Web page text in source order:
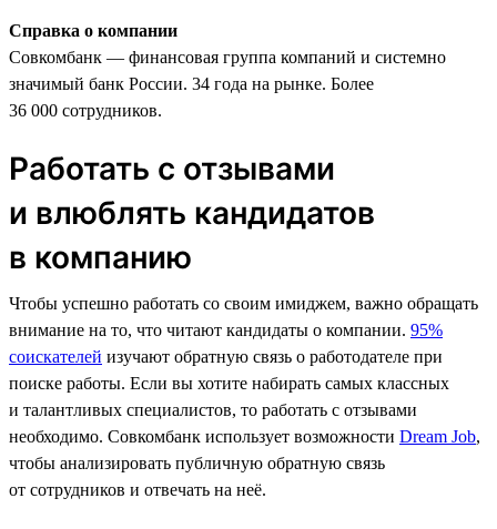
Справка о компании
Совкомбанк — финансовая группа компаний и системно
значимый банк России. 34 года на рынке. Более
36 000 сотрудников.
Работать с отзывами
и влюблять кандидатов
в компанию
Чтобы успешно работать со своим имиджем, важно обращать
внимание на то, что читают кандидаты о компании. 95%
соискателей изучают обратную связь о работодателе при
поиске работы. Если вы хотите набирать самых классных
и талантливых специалистов, то работать с отзывами
необходимо. Совкомбанк использует возможности Dream Job,
чтобы анализировать публичную обратную связь
от сотрудников и отвечать на неё.